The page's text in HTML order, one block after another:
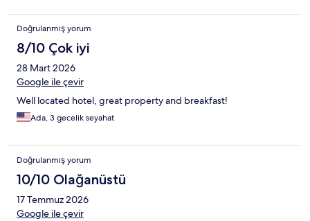
Doğrulanmış yorum
8/10 Çok iyi
28 Mart 2026
Google ile çevir
Well located hotel, great property and breakfast!
Ada, 3 gecelik seyahat
Doğrulanmış yorum
10/10 Olağanüstü
17 Temmuz 2026
Google ile çevir